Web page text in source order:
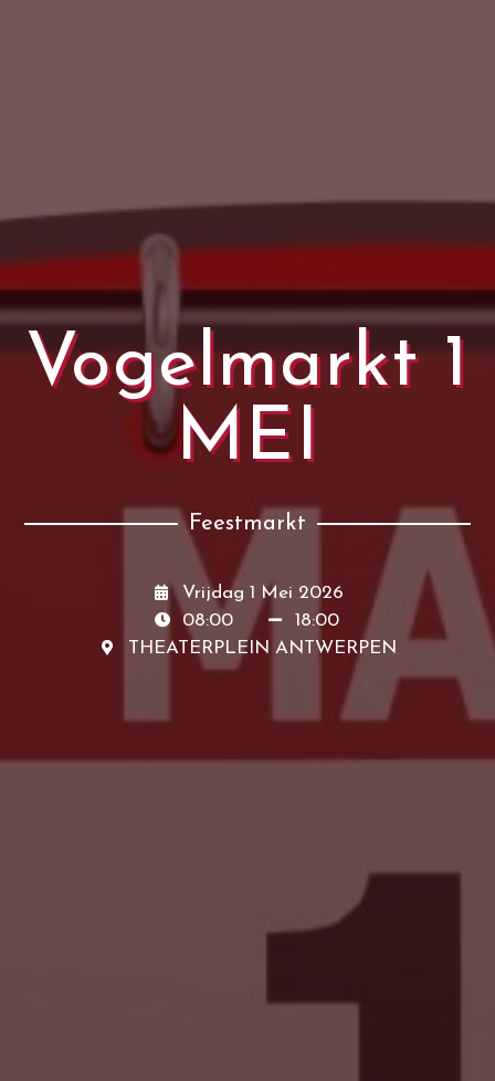
Vogelmarkt 1
MEI
Feestmarkt
Vrijdag 1 Mei 2026
08:00
18:00
THEATERPLEIN ANTWERPEN